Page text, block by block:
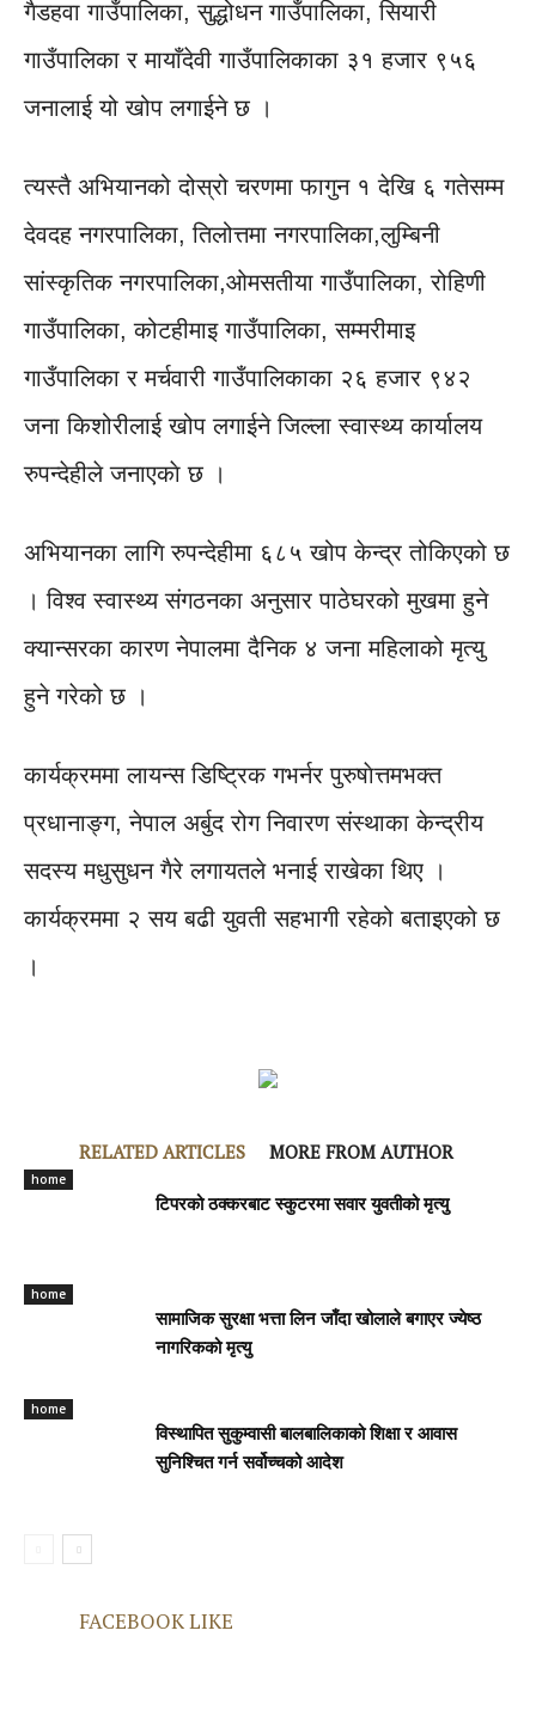
गैडहवा गाउँपालिका, सुद्धोधन गाउँपालिका, सियारी
गाउँपालिका र मायाँदेवी गाउँपालिकाका ३१ हजार ९५६
जनालाई यो खोप लगाईने छ ।
त्यस्तै अभियानको दोस्रो चरणमा फागुन १ देखि ६ गतेसम्म
देवदह नगरपालिका, तिलोत्तमा नगरपालिका,लुम्बिनी
सांस्कृतिक नगरपालिका,ओमसतीया गाउँपालिका, रोहिणी
गाउँपालिका, कोटहीमाइ गाउँपालिका, सम्मरीमाइ
गाउँपालिका र मर्चवारी गाउँपालिकाका २६ हजार ९४२
जना किशोरीलाई खोप लगाईने जिल्ला स्वास्थ्य कार्यालय
रुपन्देहीले जनाएकाे छ ।
अभियानका लागि रुपन्देहीमा ६८५ खोप केन्द्र तोकिएको छ
। विश्व स्वास्थ्य संगठनका अनुसार पाठेघरको मुखमा हुने
क्यान्सरका कारण नेपालमा दैनिक ४ जना महिलाको मृत्यु
हुने गरेको छ ।
कार्यक्रममा लायन्स डिष्ट्रिक गभर्नर पुरुषाेत्तमभक्त
प्रधानाङ्ग, नेपाल अर्बुद रोग निवारण संस्थाका केन्द्रीय
सदस्य मधुसुधन गैरे लगायतले भनाई राखेका थिए ।
कार्यक्रममा २ सय बढी युवती सहभागी रहेको बताइएको छ
।
RELATED ARTICLES MORE FROM AUTHOR
home
टिपरको ठक्करबाट स्कुटरमा सवार युवतीको मृत्यु
home
सामाजिक सुरक्षा भत्ता लिन जाँदा खोलाले बगाएर ज्येष्ठ
नागरिकको मृत्यु
home
विस्थापित सुकुम्वासी बालबालिकाको शिक्षा र आवास
सुनिश्चित गर्न सर्वोच्चको आदेश
FACEBOOK LIKE